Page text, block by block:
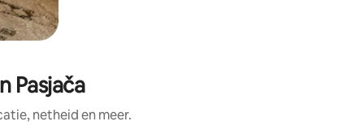
Pasjača
netheid en meer.